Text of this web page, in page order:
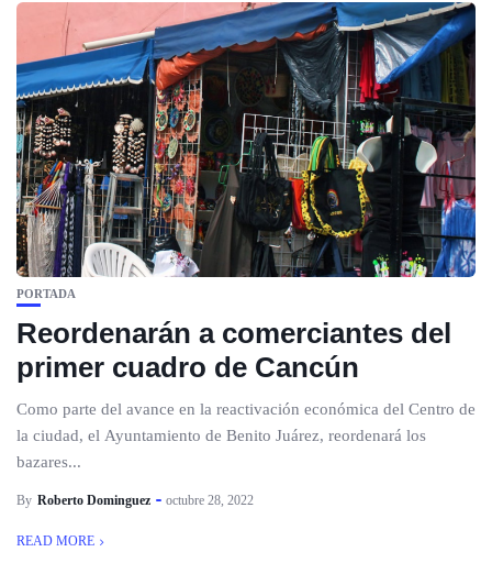
PORTADA
Reordenarán a comerciantes del
primer cuadro de Cancún
Como parte del avance en la reactivación económica del Centro de
la ciudad, el Ayuntamiento de Benito Juárez, reordenará los
bazares...
By Roberto Dominguez octubre 28, 2022
READ MORE